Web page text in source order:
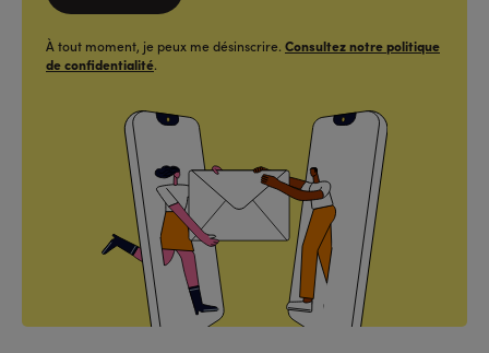
À tout moment, je peux me désinscrire. Consultez notre politique
de confidentialité.